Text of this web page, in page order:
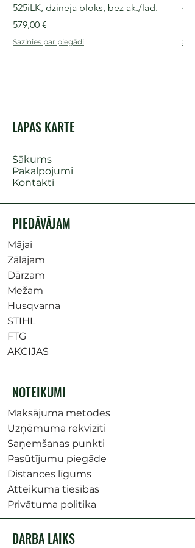
525iLK, dzinēja bloks, bez ak./lād.
Cena
579,00 €
Sazinies par piegādi
LAPAS KARTE
Sākums
Pakalpojumi
Kontakti
PIEDĀVĀJAM
Mājai
Zālājam
Dārzam
Mežam
Husqvarna
STIHL
FTG
AKCIJAS
NOTEIKUMI
Maksājuma metodes
Uzņēmuma rekvizīti
Saņemšanas punkti
Pasūtījumu piegāde
Distances līgums
Atteikuma tiesības
Privātuma politika
DARBA LAIKS